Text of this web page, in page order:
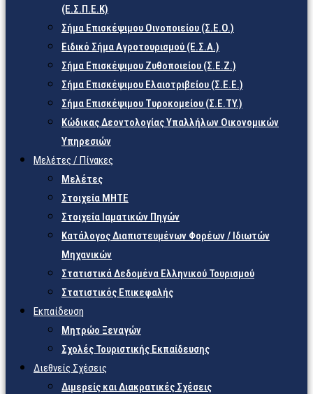
(Ε.Σ.Π.Ε.Κ)
Σήμα Επισκέψιμου Οινοποιείου (Σ.Ε.Ο.)
Ειδικό Σήμα Αγροτουρισμού (Ε.Σ.Α.)
Σήμα Επισκέψιμου Ζυθοποιείου (Σ.Ε.Ζ.)
Σήμα Επισκέψιμου Ελαιοτριβείου (Σ.Ε.Ε.)
Σήμα Επισκέψιμου Τυροκομείου (Σ.Ε.TY.)
Κώδικας Δεοντολογίας Υπαλλήλων Οικονομικών
Υπηρεσιών
Μελέτες / Πίνακες
Μελέτες
Στοιχεία ΜΗΤΕ
Στοιχεία Ιαματικών Πηγών
Κατάλογος Διαπιστευμένων Φορέων / Ιδιωτών
Μηχανικών
Στατιστικά Δεδομένα Ελληνικού Τουρισμού
Στατιστικός Επικεφαλής
Εκπαίδευση
Μητρώο Ξεναγών
Σχολές Τουριστικής Εκπαίδευσης
Διεθνείς Σχέσεις
Διμερείς και Διακρατικές Σχέσεις